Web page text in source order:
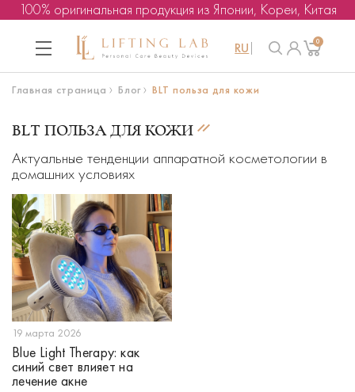
100% оригинальная продукция из Японии, Кореи, Китая
RU 0
Главная страница Блог BLT польза для кожи
BLT ПОЛЬЗА ДЛЯ КОЖИ
Актуальные тенденции аппаратной косметологии в
домашних условиях
19 марта 2026
Blue Light Therapy: как
синий свет влияет на
лечение акне